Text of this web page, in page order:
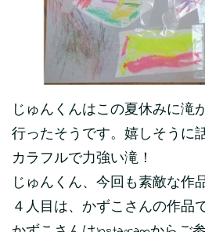
じゅんくんはこの夏休みに滝
行ったそうです。嬉しそうに
カラフルで力強い滝！
じゅんくん、今回も素敵な作
４人目は、かずこさんの作品